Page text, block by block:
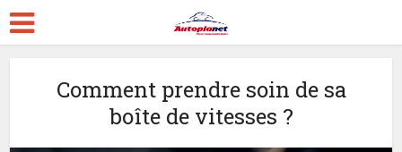
Comment prendre soin de sa
boîte de vitesses ?